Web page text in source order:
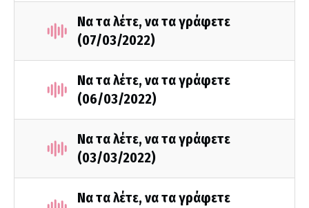
Να τα λέτε, να τα γράφετε
(07/03/2022)
Να τα λέτε, να τα γράφετε
(06/03/2022)
Να τα λέτε, να τα γράφετε
(03/03/2022)
Να τα λέτε, να τα γράφετε